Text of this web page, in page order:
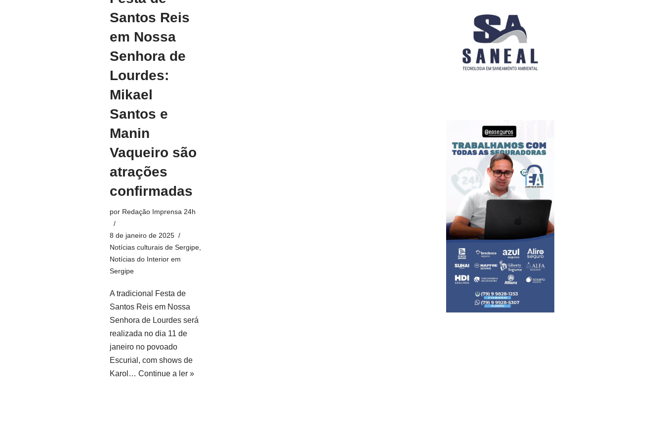
Santos Reis
em Nossa
Senhora de
Lourdes:
Mikael
Santos e
Manin
Vaqueiro são
atrações
confirmadas
por Redação Imprensa 24h
8 de janeiro de 2025
Notícias culturais de Sergipe,
Notícias do Interior em
Sergipe
A tradicional Festa de
Santos Reis em Nossa
Senhora de Lourdes será
realizada no dia 11 de
janeiro no povoado
Escurial, com shows de
Karol… Continue a ler »